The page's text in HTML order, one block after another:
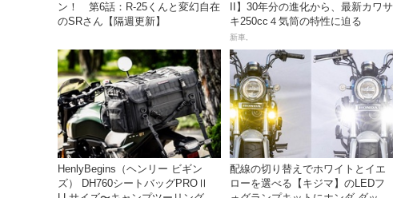
ン！ 第6話：R-25くんと変幻自在
のSRさん【隔週更新】
II】30年分の進化から、最新カワサ
キ250cc４気筒の特性に迫る
新車,
HenlyBegins（ヘンリー ビギン
ズ） DH760シートバッグPROⅡ
配線の切り替えでホワイトとイエ
ローを選べる【キジマ】のLEDフ